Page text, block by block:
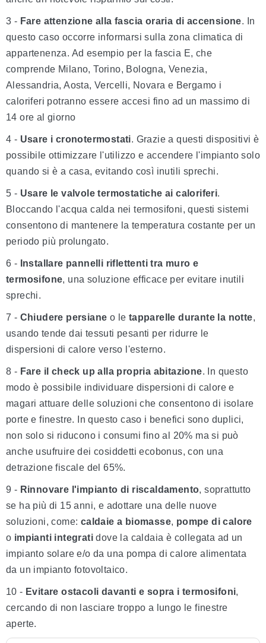
3 - Fare attenzione alla fascia oraria di accensione. In
questo caso occorre informarsi sulla zona climatica di
appartenenza. Ad esempio per la fascia E, che
comprende Milano, Torino, Bologna, Venezia,
Alessandria, Aosta, Vercelli, Novara e Bergamo i
caloriferi potranno essere accesi fino ad un massimo di
14 ore al giorno
4 - Usare i cronotermostati. Grazie a questi dispositivi è
possibile ottimizzare l'utilizzo e accendere l'impianto solo
quando si è a casa, evitando così inutili sprechi.
5 - Usare le valvole termostatiche ai caloriferi.
Bloccando l'acqua calda nei termosifoni, questi sistemi
consentono di mantenere la temperatura costante per un
periodo più prolungato.
6 - Installare pannelli riflettenti tra muro e
termosifone, una soluzione efficace per evitare inutili
sprechi.
7 - Chiudere persiane o le tapparelle durante la notte,
usando tende dai tessuti pesanti per ridurre le
dispersioni di calore verso l'esterno.
8 - Fare il check up alla propria abitazione. In questo
modo è possibile individuare dispersioni di calore e
magari attuare delle soluzioni che consentono di isolare
porte e finestre. In questo caso i benefici sono duplici,
non solo si riducono i consumi fino al 20% ma si può
anche usufruire dei cosiddetti ecobonus, con una
detrazione fiscale del 65%.
9 - Rinnovare l'impianto di riscaldamento, soprattutto
se ha più di 15 anni, e adottare una delle nuove
soluzioni, come: caldaie a biomasse, pompe di calore
o impianti integrati dove la caldaia è collegata ad un
impianto solare e/o da una pompa di calore alimentata
da un impianto fotovoltaico.
10 - Evitare ostacoli davanti e sopra i termosifoni,
cercando di non lasciare troppo a lungo le finestre
aperte.